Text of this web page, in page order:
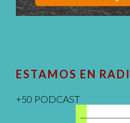
ESTAMOS EN
+50 PODCAST